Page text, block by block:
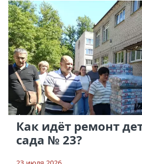
Как идёт ремонт
сада № 23?